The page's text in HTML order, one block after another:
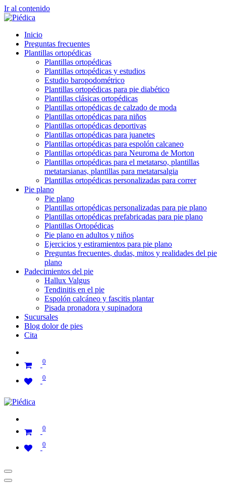
Ir al contenido
Inicio
Preguntas frecuentes
Plantillas ortopédicas
Plantillas ortopédicas
Plantillas ortopédicas y estudios
Estudio baropodométrico
Plantillas ortopédicas para pie diabético
Plantillas clásicas ortopédicas
Plantillas ortopédicas de calzado de moda
Plantillas ortopédicas para niños
Plantillas ortopédicas deportivas
Plantillas ortopédicas para juanetes
Plantillas ortopédicas para espolón calcaneo
Plantillas ortopédicas para Neuroma de Morton
Plantillas ortopédicas para el metatarso, plantillas
metatarsianas, plantillas para metatarsalgia
Plantillas ortopédicas personalizadas para correr
Pie plano
Pie plano
Plantillas ortopédicas personalizadas para pie plano
Plantillas ortopédicas prefabricadas para pie plano
Plantillas Ortopédicas
Pie plano en adultos y niños
Ejercicios y estiramientos para pie plano
Preguntas frecuentes, dudas, mitos y realidades del pie
plano
Padecimientos del pie
Hallux Valgus
Tendinitis en el pie
Espolón calcáneo y fascitis plantar
Pisada pronadora y supinadora
Sucursales
Blog dolor de pies
Cita
0
0
0
0